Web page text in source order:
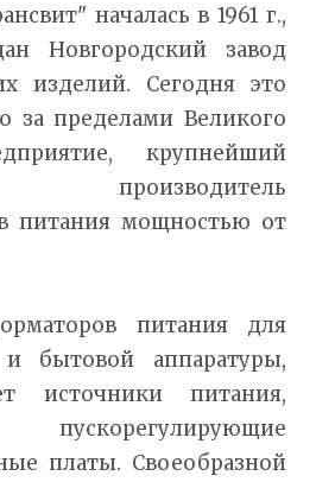
началась в 1961 г.,
Новгородский завод
изделий. Сегодня это
за пределами Великого
крупнейший
производитель
питания мощностью от
питания для
бытовой аппаратуры,
источники питания,
платы. Своеобразной